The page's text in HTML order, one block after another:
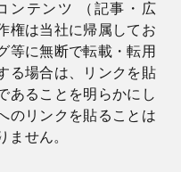
ンテンツ （記事・広
権は当社に帰属してお
等に無断で転載・転用
る場合は、リンクを貼
あることを明らかにし
のリンクを貼ることは
ません。